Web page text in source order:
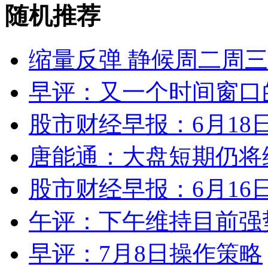
随机推荐
缩量反弹 静候周二周
早评：又一个时间窗
股市财经早报：6月18
唐能通：大盘短期仍
股市财经早报：6月16
午评：下午维持目前
早评：7月8日操作策略